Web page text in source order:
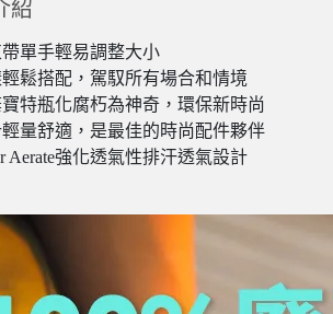
紹
單手輕易調整大小
鬆搭配，駕馭所有場合和情境
特瓶化腐朽為神奇，環保新時尚
量舒適，是最佳的時尚配件夥伴
Aerate強化透氣性排汗透氣設計